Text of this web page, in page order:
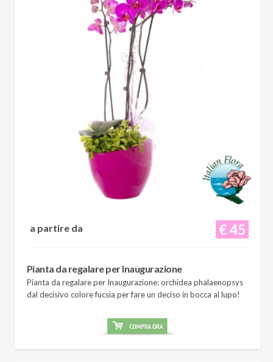
€ 45
a partire da
Pianta da regalare per Inaugurazione
Pianta da regalare per Inaugurazione: orchidea phalaenopsys
dal decisivo colore fucsia per fare un deciso in bocca al lupo!